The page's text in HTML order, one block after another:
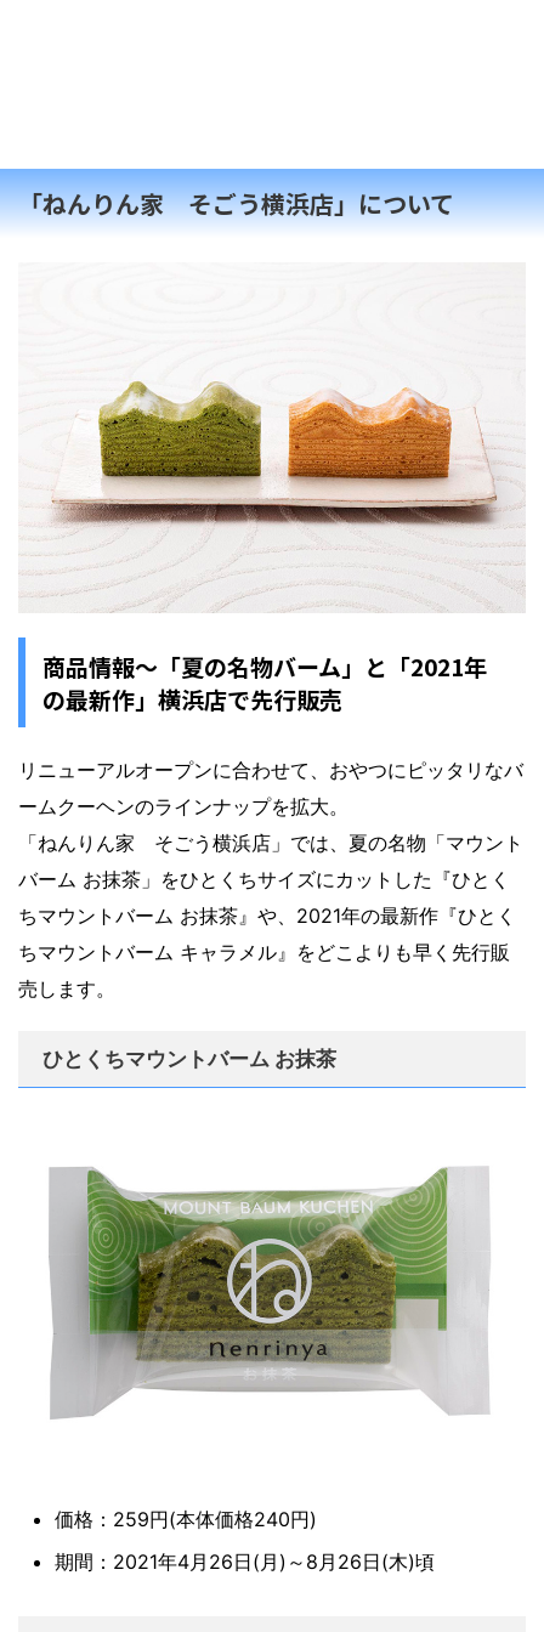
「ねんりん家 そごう横浜店」について
商品情報〜「夏の名物バーム」と「2021年
の最新作」横浜店で先行販売
リニューアルオープンに合わせて、おやつにピッタリなバ
ームクーヘンのラインナップを拡大。
「ねんりん家 そごう横浜店」では、夏の名物「マウント
バーム お抹茶」をひとくちサイズにカットした『ひとく
ちマウントバーム お抹茶』や、2021年の最新作『ひとく
ちマウントバーム キャラメル』をどこよりも早く先行販
売します。
ひとくちマウントバーム お抹茶
価格：259円(本体価格240円)
期間：2021年4月26日(月)～8月26日(木)頃